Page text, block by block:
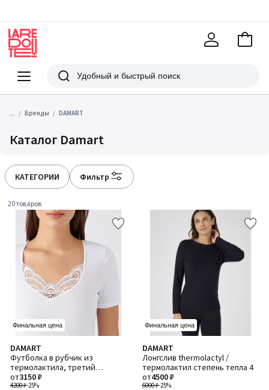
Меню
Redoute
Поиск
В
... Бренды DAMART
Каталог Damart
КАТЕГОРИИ Фильтр
20 товаров
Финальная цена
DAMART
Футболка в рубчик из
термолактила, третий
уровень
4200 ₽-25%
от3150 ₽
4,6
/ 5
Количество
цветов:
2
Финальная цена
DAMART
Лонгслив thermolactyl /
термолактил степень тепла 4
6000 ₽-25%
от4500 ₽
4,9
/ 5
Количество
цветов:
2